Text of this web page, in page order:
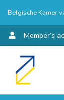
Belgische Kamer
Member’s
Skip